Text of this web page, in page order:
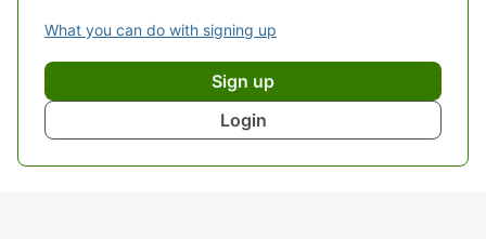
What you can do with signing up
Sign up
Login